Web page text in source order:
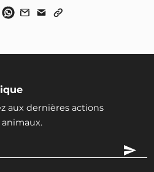
aux dernières actions